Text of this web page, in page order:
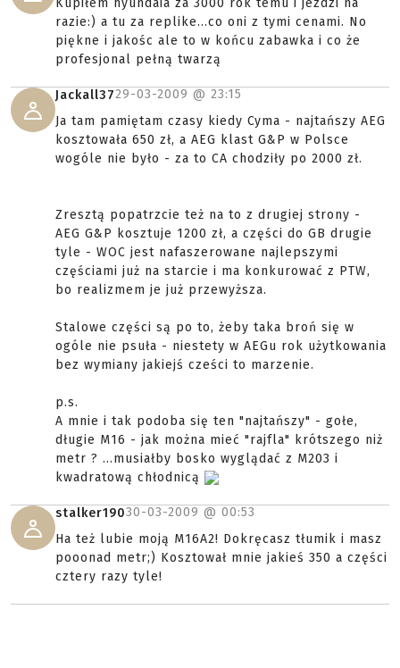
Kupiłem hyundaia za 3000 rok temu i jezdzi na
razie:) a tu za replike...co oni z tymi cenami. No
piękne i jakośc ale to w końcu zabawka i co że
profesjonal pełną twarzą
Jackall3729-03-2009 @ 23:15
Ja tam pamiętam czasy kiedy Cyma - najtańszy AEG
kosztowała 650 zł, a AEG klast G&P w Polsce
wogóle nie było - za to CA chodziły po 2000 zł.
Zresztą popatrzcie też na to z drugiej strony -
AEG G&P kosztuje 1200 zł, a części do GB drugie
tyle - WOC jest nafaszerowane najlepszymi
częściami już na starcie i ma konkurować z PTW,
bo realizmem je już przewyższa.
Stalowe części są po to, żeby taka broń się w
ogóle nie psuła - niestety w AEGu rok użytkowania
bez wymiany jakiejś cześci to marzenie.
p.s.
A mnie i tak podoba się ten "najtańszy" - gołe,
długie M16 - jak można mieć "rajfla" krótszego niż
metr ? ...musiałby bosko wyglądać z M203 i
kwadratową chłodnicą
stalker19030-03-2009 @ 00:53
Ha też lubie moją M16A2! Dokręcasz tłumik i masz
pooonad metr;) Kosztował mnie jakieś 350 a części
cztery razy tyle!